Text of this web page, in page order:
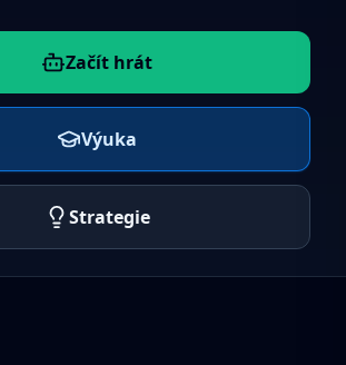
Začít hrát
Výuka
Strategie